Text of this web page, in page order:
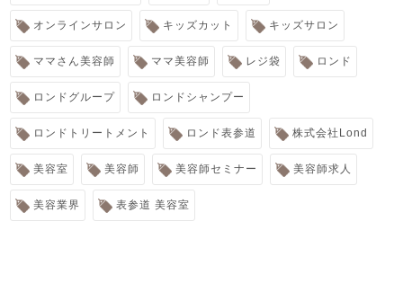
オンラインサロン キッズカット キッズサロン
ママさん美容師 ママ美容師 レジ袋 ロンド
ロンドグループ ロンドシャンプー
ロンドトリートメント ロンド表参道 株式会社Lond
美容室 美容師 美容師セミナー 美容師求人
美容業界 表参道 美容室